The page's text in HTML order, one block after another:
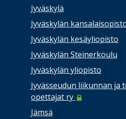
Jyväskylä
Jyväskylän
Jyväskylän kesäyliopisto
Jyväskylän Steinerkoulu
Jyväskylän yliopisto
Jyvässeudun liikunnan ja
opettajat ry
Jämsä